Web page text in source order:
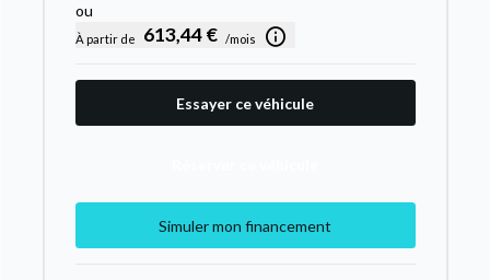
ou
À partir de 613,44 € /mois
Essayer ce véhicule
Simuler mon financement